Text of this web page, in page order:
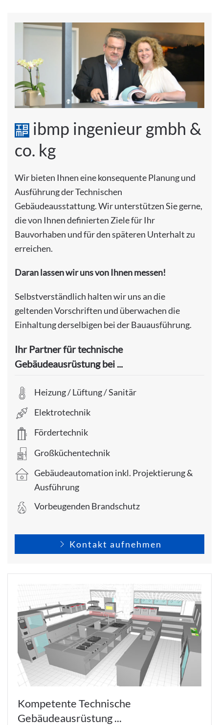
ibmp ingenieur gmbh &
co. kg
Wir bieten Ihnen eine konsequente Planung und
Ausführung der Technischen
Gebäudeausstattung. Wir unterstützen Sie gerne,
die von Ihnen definierten Ziele für Ihr
Bauvorhaben und für den späteren Unterhalt zu
erreichen.
Daran lassen wir uns von Ihnen messen!
Selbstverständlich halten wir uns an die
geltenden Vorschriften und überwachen die
Einhaltung derselbigen bei der Bauausführung.
Ihr Partner für technische
Gebäudeausrüstung bei ...
Heizung / Lüftung / Sanitär
Elektrotechnik
Fördertechnik
Großküchentechnik
Gebäudeautomation inkl. Projektierung &
Ausführung
Vorbeugenden Brandschutz
Kontakt aufnehmen
Kompetente Technische
Gebäudeausrüstung ...